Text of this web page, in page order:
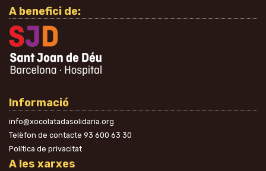
A benefici de:
Informació
info@xocolatadasolidaria.org
Telèfon de contacte 93 600 63 30
Política de privacitat
A les xarxes